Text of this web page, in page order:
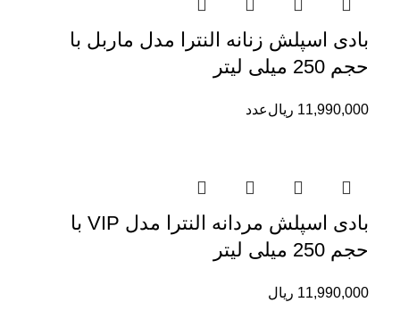
بادی اسپلش زنانه النترا مدل ماربل با
حجم 250 میلی لیتر
11,990,000 ریالعدد
بادی اسپلش مردانه النترا مدل VIP با
حجم 250 میلی لیتر
11,990,000 ریال